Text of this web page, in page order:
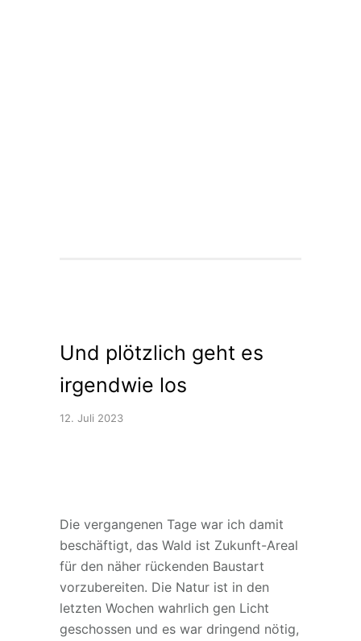
Und plötzlich geht es
irgendwie los
12. Juli 2023
Die vergangenen Tage war ich damit
beschäftigt, das Wald ist Zukunft-Areal
für den näher rückenden Baustart
vorzubereiten. Die Natur ist in den
letzten Wochen wahrlich gen Licht
geschossen und es war dringend nötig,